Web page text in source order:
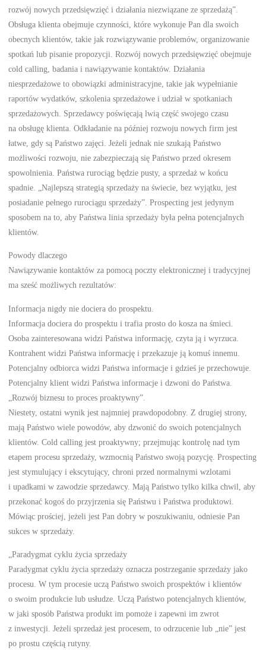
rozwój nowych przedsięwzięć i działania niezwiązane ze sprzedażą”.
Obsługa klienta obejmuje czynności, które wykonuje Pan dla swoich
obecnych klientów, takie jak rozwiązywanie problemów, organizowanie
spotkań lub pisanie propozycji. Rozwój nowych przedsięwzięć obejmuje
cold calling, badania i nawiązywanie kontaktów. Działania
niesprzedażowe to obowiązki administracyjne, takie jak wypełnianie
raportów wydatków, szkolenia sprzedażowe i udział w spotkaniach
sprzedażowych. Sprzedawcy poświęcają lwią część swojego czasu
na obsługę klienta. Odkładanie na później rozwoju nowych firm jest
łatwe, gdy są Państwo zajęci. Jeżeli jednak nie szukają Państwo
możliwości rozwoju, nie zabezpieczają się Państwo przed okresem
spowolnienia. Państwa rurociąg będzie pusty, a sprzedaż w końcu
spadnie. „Najlepszą strategią sprzedaży na świecie, bez wyjątku, jest
posiadanie pełnego rurociągu sprzedaży”. Prospecting jest jedynym
sposobem na to, aby Państwa linia sprzedaży była pełna potencjalnych
klientów.
Powody dlaczego
Nawiązywanie kontaktów za pomocą poczty elektronicznej i tradycyjnej
ma sześć możliwych rezultatów:
Informacja nigdy nie dociera do prospektu.
Informacja dociera do prospektu i trafia prosto do kosza na śmieci.
Osoba zainteresowana widzi Państwa informację, czyta ją i wyrzuca.
Kontrahent widzi Państwa informację i przekazuje ją komuś innemu.
Potencjalny odbiorca widzi Państwa informacje i gdzieś je przechowuje.
Potencjalny klient widzi Państwa informacje i dzwoni do Państwa.
„Rozwój biznesu to proces proaktywny”.
Niestety, ostatni wynik jest najmniej prawdopodobny. Z drugiej strony,
mają Państwo wiele powodów, aby dzwonić do swoich potencjalnych
klientów. Cold calling jest proaktywny; przejmując kontrolę nad tym
etapem procesu sprzedaży, wzmocnią Państwo swoją pozycję. Prospecting
jest stymulujący i ekscytujący, chroni przed normalnymi wzlotami
i upadkami w zawodzie sprzedawcy. Mają Państwo tylko kilka chwil, aby
przekonać kogoś do przyjrzenia się Państwu i Państwa produktowi.
Mówiąc prościej, jeżeli jest Pan dobry w poszukiwaniu, odniesie Pan
sukces w sprzedaży.
„Paradygmat cyklu życia sprzedaży
Paradygmat cyklu życia sprzedaży oznacza postrzeganie sprzedaży jako
procesu. W tym procesie uczą Państwo swoich prospektów i klientów
o swoim produkcie lub usłudze. Uczą Państwo potencjalnych klientów,
w jaki sposób Państwa produkt im pomoże i zapewni im zwrot
z inwestycji. Jeżeli sprzedaż jest procesem, to odrzucenie lub „nie” jest
po prostu częścią rutyny.